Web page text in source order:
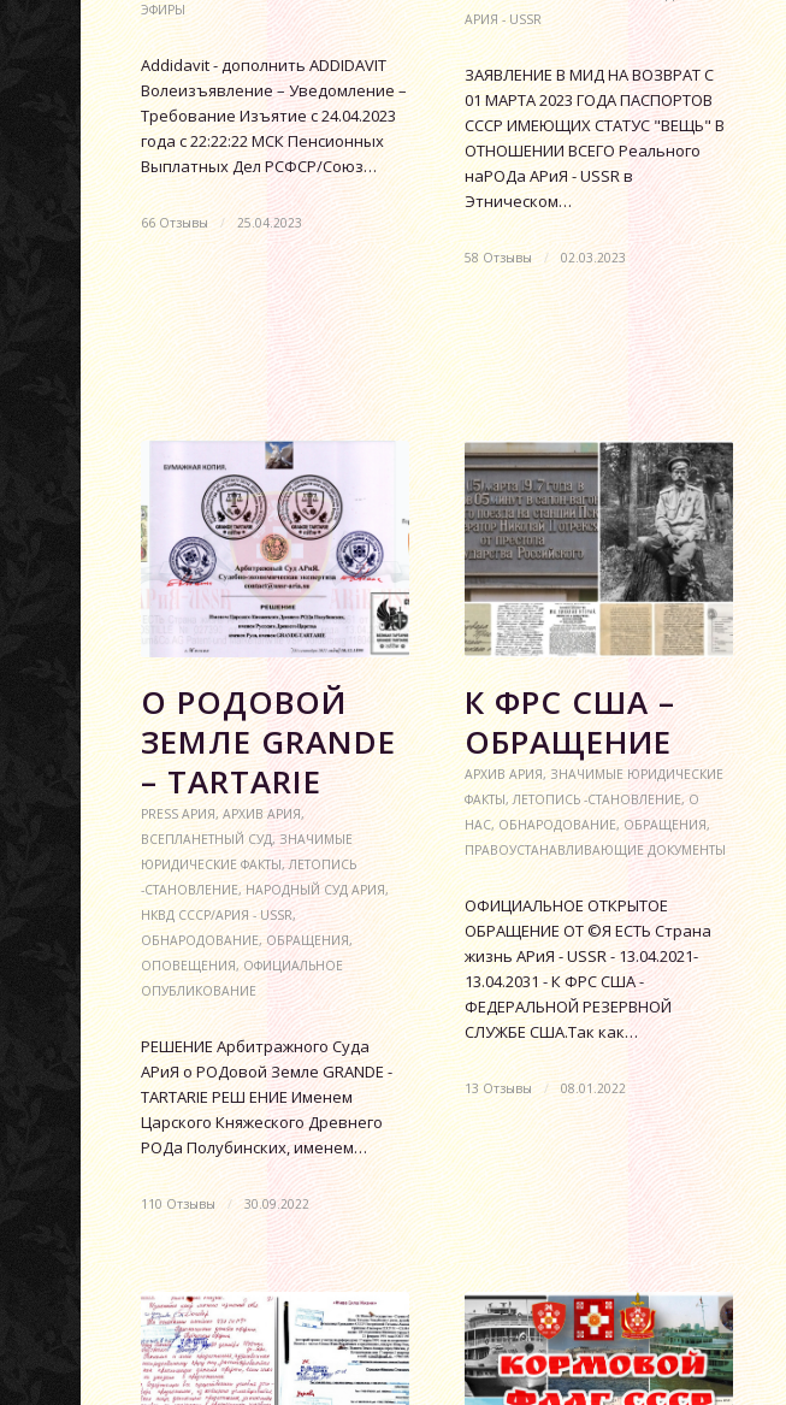
ЭФИРЫ
Аddidavit - дополнить ADDIDAVIT
Волеизъявление – Уведомление –
Требование Изъятие с 24.04.2023
года с 22:22:22 МСК Пенсионных
Выплатных Дел РСФСР/Союз…
66 Отзывы / 25.04.2023
АРИЯ - USSR
ЗАЯВЛЕНИЕ В МИД НА ВОЗВРАТ С
01 МАРТА 2023 ГОДА ПАСПОРТОВ
СССР ИМЕЮЩИХ СТАТУС "ВЕЩЬ" В
ОТНОШЕНИИ ВСЕГО Реального
наРОДа АРиЯ - USSR в
Этническом…
58 Отзывы / 02.03.2023
О РОДОВОЙ
ЗЕМЛЕ GRANDE
– TARTARIE
PRESS АРИЯ,АРХИВ АРИЯ,
ВСЕПЛАНЕТНЫЙ СУД,ЗНАЧИМЫЕ
ЮРИДИЧЕСКИЕ ФАКТЫ,ЛЕТОПИСЬ
-СТАНОВЛЕНИЕ,НАРОДНЫЙ СУД АРИЯ,
НКВД СССР/АРИЯ - USSR,
ОБНАРОДОВАНИЕ,ОБРАЩЕНИЯ,
ОПОВЕЩЕНИЯ,ОФИЦИАЛЬНОЕ
ОПУБЛИКОВАНИЕ
РЕШЕНИЕ Арбитражного Суда
АРиЯ о РОДовой Земле GRANDE -
TARTARIE РЕШ ЕНИЕ Именем
Царского Княжеского Древнего
РОДа Полубинских, именем…
110 Отзывы / 30.09.2022
К ФРС США –
ОБРАЩЕНИЕ
АРХИВ АРИЯ,ЗНАЧИМЫЕ ЮРИДИЧЕСКИЕ
ФАКТЫ,ЛЕТОПИСЬ -СТАНОВЛЕНИЕ,О
НАС,ОБНАРОДОВАНИЕ,ОБРАЩЕНИЯ,
ПРАВОУСТАНАВЛИВАЮЩИЕ ДОКУМЕНТЫ
ОФИЦИАЛЬНОЕ ОТКРЫТОЕ
ОБРАЩЕНИЕ ОТ ©Я ЕСТЬ Страна
жизнь АРиЯ - USSR - 13.04.2021-
13.04.2031 - К ФРС США -
ФЕДЕРАЛЬНОЙ РЕЗЕРВНОЙ
СЛУЖБЕ США.Так как…
13 Отзывы / 08.01.2022